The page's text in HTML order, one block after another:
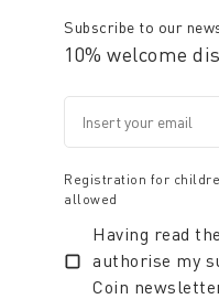
Queste idee
Coincasa, ogni
Subscribe to our
10% welcome
Registration for
allowed
Having read the
authorise my
Coin